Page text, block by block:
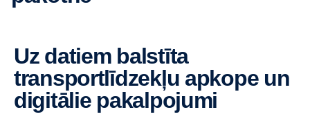
Uz datiem balstīta
transportlīdzekļu apkope un
digitālie pakalpojumi